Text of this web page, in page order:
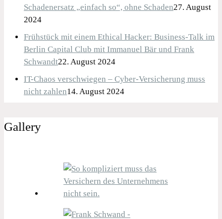
Schadenersatz „einfach so“, ohne Schaden27. August
2024
Frühstück mit einem Ethical Hacker: Business-Talk im
Berlin Capital Club mit Immanuel Bär und Frank
Schwandt22. August 2024
IT-Chaos verschwiegen – Cyber-Versicherung muss
nicht zahlen14. August 2024
Gallery